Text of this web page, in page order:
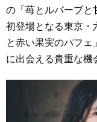
の「苺とルバーブと
初登場となる東京・
と赤い果実のパフェ
に出会える貴重な機